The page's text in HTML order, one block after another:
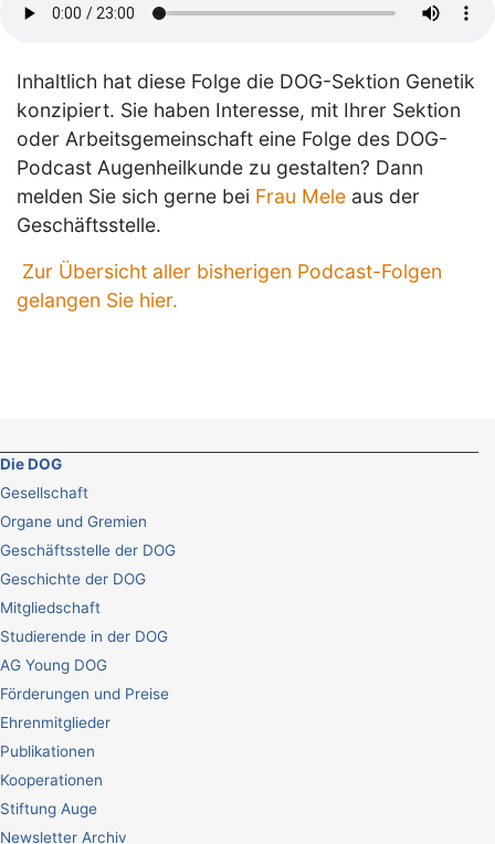
Inhaltlich hat diese Folge die DOG-Sektion Genetik
konzipiert. Sie haben Interesse, mit Ihrer Sektion
oder Arbeitsgemeinschaft eine Folge des DOG-
Podcast Augenheilkunde zu gestalten? Dann
melden Sie sich gerne bei Frau Mele aus der
Geschäftsstelle.
Zur Übersicht aller bisherigen Podcast-Folgen
gelangen Sie hier.
Die DOG
Gesellschaft
Organe und Gremien
Geschäftsstelle der DOG
Geschichte der DOG
Mitgliedschaft
Studierende in der DOG
AG Young DOG
Förderungen und Preise
Ehrenmitglieder
Publikationen
Kooperationen
Stiftung Auge
Newsletter Archiv